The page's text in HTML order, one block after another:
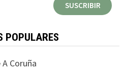
SUSCRIBIR
POPULARES
Coruña